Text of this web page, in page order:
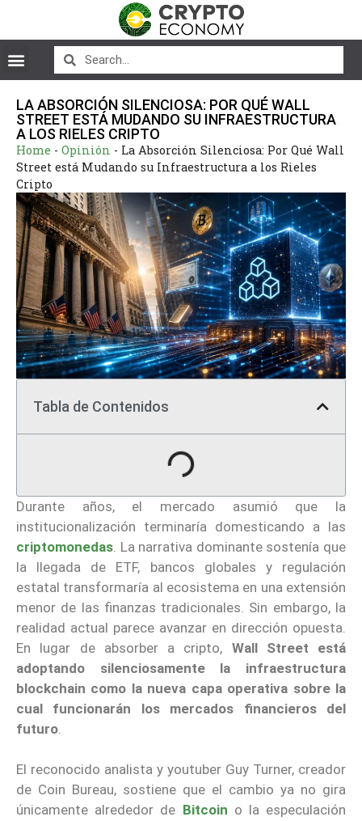
LA ABSORCIÓN SILENCIOSA: POR QUÉ WALL
STREET ESTÁ MUDANDO SU INFRAESTRUCTURA
A LOS RIELES CRIPTO
Home - Opinión - La Absorción Silenciosa: Por Qué Wall
Street está Mudando su Infraestructura a los Rieles
Cripto
Tabla de Contenidos
Durante años, el mercado asumió que la
institucionalización terminaría domesticando a las
criptomonedas . La narrativa dominante sostenía que
la llegada de ETF, bancos globales y regulación
estatal transformaría al ecosistema en una extensión
menor de las finanzas tradicionales. Sin embargo, la
realidad actual parece avanzar en dirección opuesta.
En lugar de absorber a cripto, Wall Street está
adoptando silenciosamente la infraestructura
blockchain como la nueva capa operativa sobre la
cual funcionarán los mercados financieros del
futuro
El reconocido analista y youtuber Guy Turner, creador
de Coin Bureau, sostiene que el cambio ya no gira
únicamente alrededor de Bitcoin o la especulación